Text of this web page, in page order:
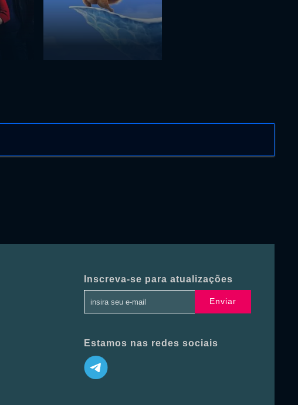
Inscreva-se para atualizações
Enviar
Estamos nas redes sociais